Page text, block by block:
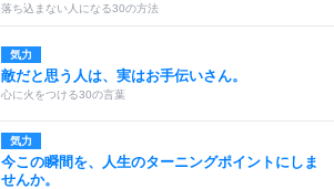
落ち込まない人になる30の方法
気力
敵だと思う人は、実はお手伝いさん。
心に火をつける30の言葉
気力
今この瞬間を、人生のターニングポイントにしま
せんか。